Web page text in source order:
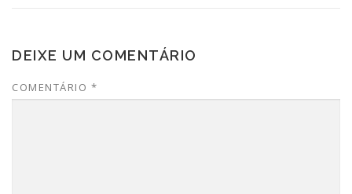
DEIXE UM COMENTÁRIO
COMENTÁRIO *